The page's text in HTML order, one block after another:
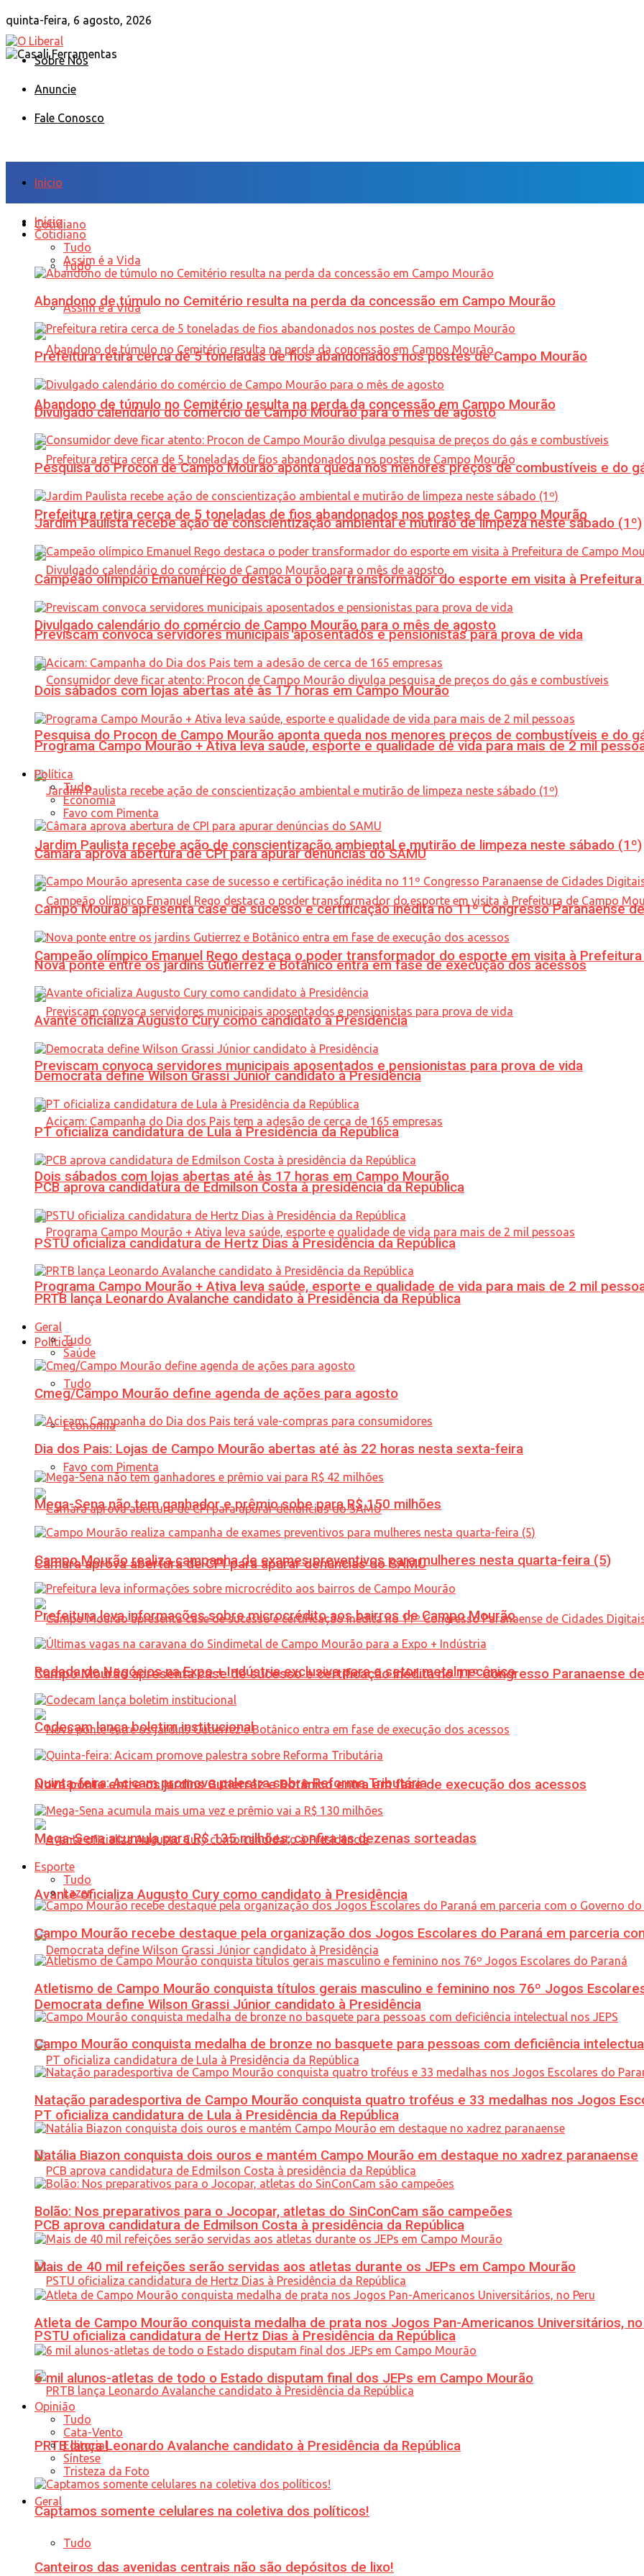
quinta-feira, 6 agosto, 2026
Sobre Nós
Anuncie
Fale Conosco
Início
Cotidiano
Tudo
Assim é a Vida
Abandono de túmulo no Cemitério resulta na perda da concessão em Campo Mourão
Prefeitura retira cerca de 5 toneladas de fios abandonados nos postes de Campo Mourão
Divulgado calendário do comércio de Campo Mourão para o mês de agosto
Pesquisa do Procon de Campo Mourão aponta queda nos menores preços de combustíveis e do
Jardim Paulista recebe ação de conscientização ambiental e mutirão de limpeza neste sábado (1º)
Campeão olímpico Emanuel Rego destaca o poder transformador do esporte em visita à
Previscam convoca servidores municipais aposentados e pensionistas para prova de vida
Dois sábados com lojas abertas até às 17 horas em Campo Mourão
Programa Campo Mourão + Ativa leva saúde, esporte e qualidade de vida para mais de 2 mil
Política
Tudo
Economia
Favo com Pimenta
Câmara aprova abertura de CPI para apurar denúncias do SAMU
Campo Mourão apresenta case de sucesso e certificação inédita no 11º Congresso Paranaense
Nova ponte entre os jardins Gutierrez e Botânico entra em fase de execução dos acessos
Avante oficializa Augusto Cury como candidato à Presidência
Democrata define Wilson Grassi Júnior candidato à Presidência
PT oficializa candidatura de Lula à Presidência da República
PCB aprova candidatura de Edmilson Costa à presidência da República
PSTU oficializa candidatura de Hertz Dias à Presidência da República
PRTB lança Leonardo Avalanche candidato à Presidência da República
Geral
Tudo
Início
Cotidiano
Tudo
Assim é a Vida
Abandono de túmulo no Cemitério resulta na perda da concessão em Campo Mourão
Prefeitura retira cerca de 5 toneladas de fios abandonados nos postes de Campo Mourão
Divulgado calendário do comércio de Campo Mourão para o mês de agosto
Pesquisa do Procon de Campo Mourão aponta queda nos menores preços de combustíveis e do
Jardim Paulista recebe ação de conscientização ambiental e mutirão de limpeza neste sábado (1º)
Campeão olímpico Emanuel Rego destaca o poder transformador do esporte em visita à
Previscam convoca servidores municipais aposentados e pensionistas para prova de vida
Dois sábados com lojas abertas até às 17 horas em Campo Mourão
Programa Campo Mourão + Ativa leva saúde, esporte e qualidade de vida para mais de 2 mil
Política
Tudo
Economia
Favo com Pimenta
Câmara aprova abertura de CPI para apurar denúncias do SAMU
Campo Mourão apresenta case de sucesso e certificação inédita no 11º Congresso Paranaense
Nova ponte entre os jardins Gutierrez e Botânico entra em fase de execução dos acessos
Avante oficializa Augusto Cury como candidato à Presidência
Democrata define Wilson Grassi Júnior candidato à Presidência
PT oficializa candidatura de Lula à Presidência da República
PCB aprova candidatura de Edmilson Costa à presidência da República
PSTU oficializa candidatura de Hertz Dias à Presidência da República
PRTB lança Leonardo Avalanche candidato à Presidência da República
Geral
Tudo
Saúde
Cmeg/Campo Mourão define agenda de ações para agosto
Dia dos Pais: Lojas de Campo Mourão abertas até às 22 horas nesta sexta-feira
Mega-Sena não tem ganhador e prêmio sobe para R$ 150 milhões
Campo Mourão realiza campanha de exames preventivos para mulheres nesta quarta-feira (5)
Prefeitura leva informações sobre microcrédito aos bairros de Campo Mourão
Rodada de Negócios na Expo + Indústria exclusiva para o setor metalmecânico
Codecam lança boletim institucional
Quinta-feira: Acicam promove palestra sobre Reforma Tributária
Mega-Sena acumula para R$ 135 milhões; confira as dezenas sorteadas
Esporte
Tudo
Lazer
Campo Mourão recebe destaque pela organização dos Jogos Escolares do Paraná em parceria
Atletismo de Campo Mourão conquista títulos gerais masculino e feminino nos 76º Jogos
Campo Mourão conquista medalha de bronze no basquete para pessoas com deficiência
Natação paradesportiva de Campo Mourão conquista quatro troféus e 33 medalhas nos Jogos
Natália Biazon conquista dois ouros e mantém Campo Mourão em destaque no xadrez paranaense
Bolão: Nos preparativos para o Jocopar, atletas do SinConCam são campeões
Mais de 40 mil refeições serão servidas aos atletas durante os JEPs em Campo Mourão
Atleta de Campo Mourão conquista medalha de prata nos Jogos Pan-Americanos Universitários,
6 mil alunos-atletas de todo o Estado disputam final dos JEPs em Campo Mourão
Opinião
Tudo
Cata-Vento
Editorial
Síntese
Tristeza da Foto
Captamos somente celulares na coletiva dos políticos!
Canteiros das avenidas centrais não são depósitos de lixo!